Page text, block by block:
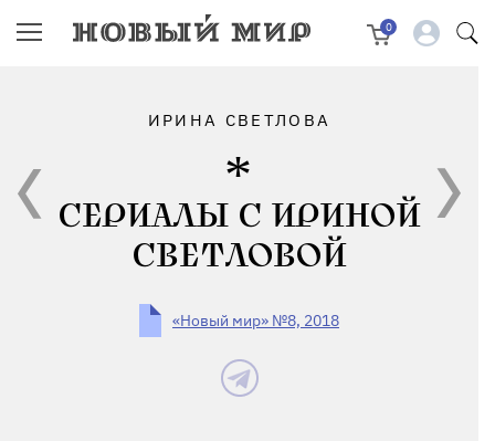
0
ИРИНА СВЕТЛОВА
СЕРИАЛЫ С ИРИНОЙ
СВЕТЛОВОЙ
«Новый мир» №8, 2018